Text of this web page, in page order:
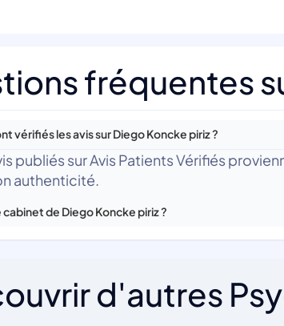
fréquentes
vérifiés les avis sur Diego Koncke piriz ?
publiés sur Avis Patients Vérifiés
authenticité.
cabinet de Diego Koncke piriz ?
d'autres